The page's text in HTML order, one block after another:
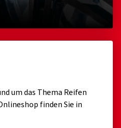
um das Thema Reifen
finden Sie in